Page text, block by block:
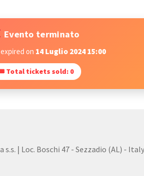
Evento terminato
on 14 Luglio 2024 15:00
Total tickets sold: 0
| Loc. Boschi 47 - Sezzadio (AL) - Italy